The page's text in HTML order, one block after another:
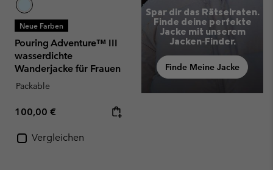
Neue Farben
Pouring Adventure™ III
wasserdichte
Wanderjacke für Frauen
Packable
Regular price:
100,00 €
Vergleichen
Spar dir das Rätselraten.
Finde deine perfekte
Jacke mit unserem
Jacken‑Finder.
Finde Meine Jacke